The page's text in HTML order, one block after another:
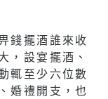
錢擺酒誰來收
，設宴擺酒、
輒至少六位數
婚禮開支，也